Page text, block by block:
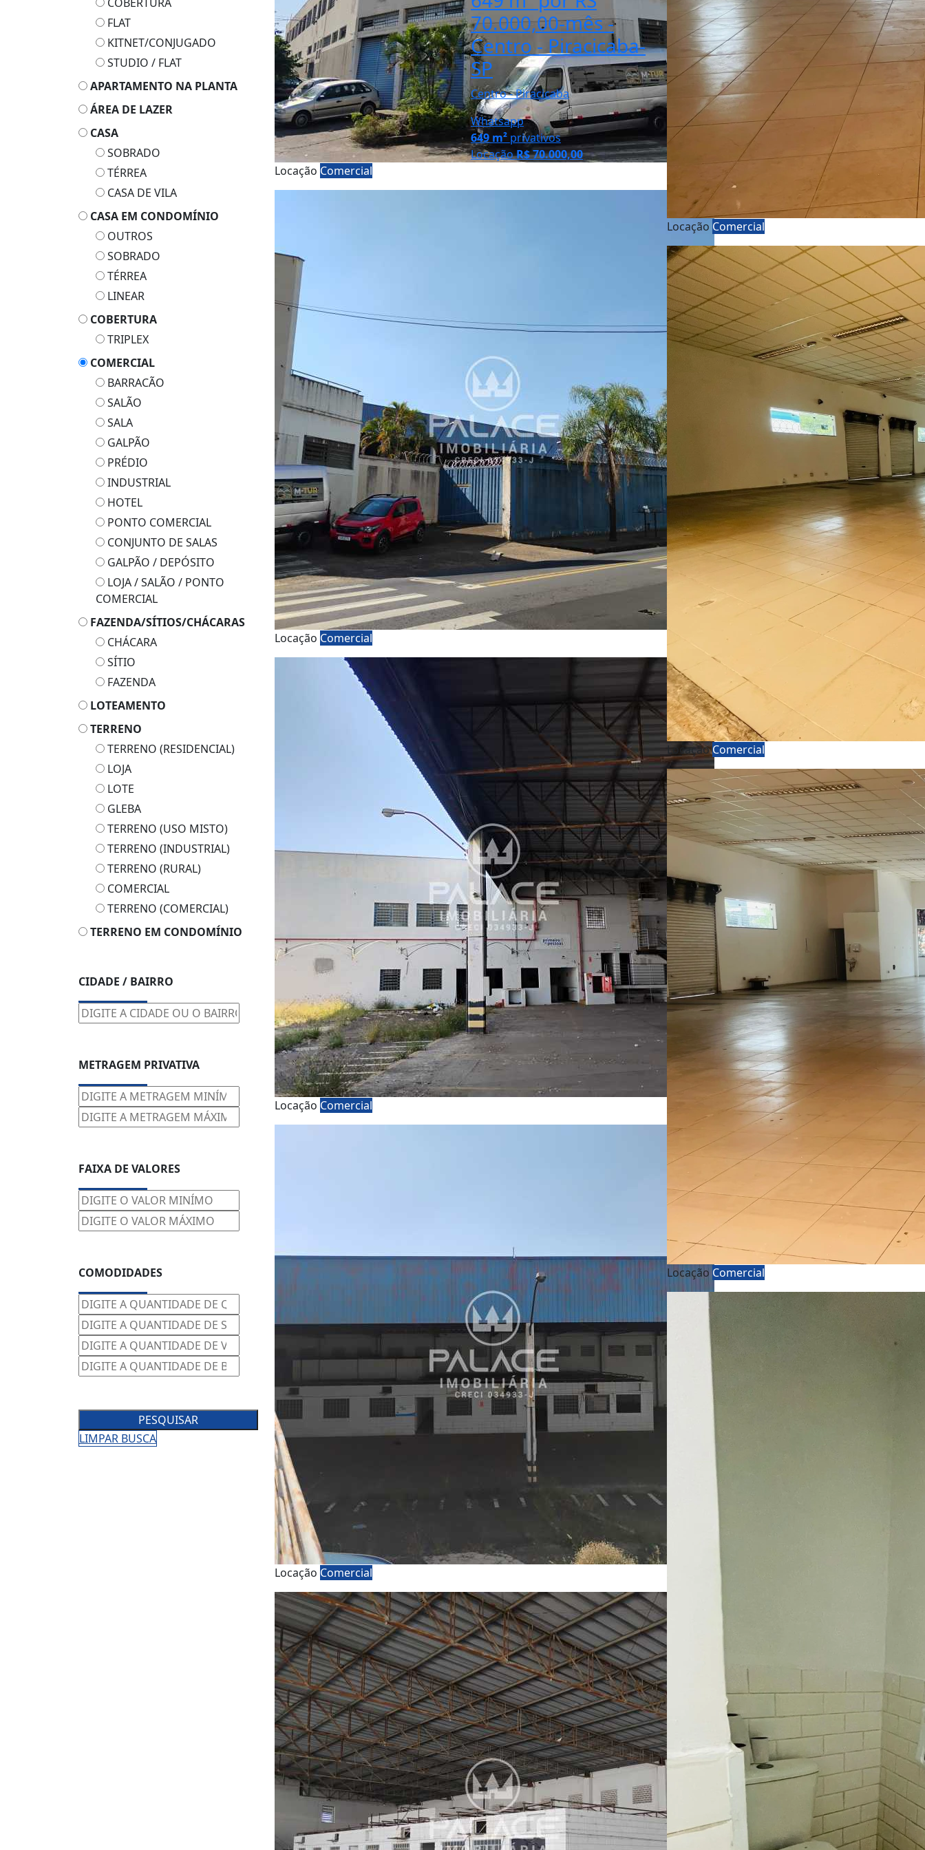
FLAT
KITNET/CONJUGADO
STUDIO / FLAT
APARTAMENTO NA PLANTA
ÁREA DE LAZER
CASA
SOBRADO
TÉRREA
CASA DE VILA
CASA EM CONDOMÍNIO
OUTROS
SOBRADO
TÉRREA
LINEAR
COBERTURA
TRIPLEX
COMERCIAL
BARRACÃO
SALÃO
SALA
GALPÃO
PRÉDIO
INDUSTRIAL
HOTEL
PONTO COMERCIAL
CONJUNTO DE SALAS
GALPÃO / DEPÓSITO
LOJA / SALÃO / PONTO
COMERCIAL
FAZENDA/SÍTIOS/CHÁCARAS
CHÁCARA
SÍTIO
FAZENDA
LOTEAMENTO
TERRENO
TERRENO (RESIDENCIAL)
LOJA
LOTE
GLEBA
TERRENO (USO MISTO)
TERRENO (INDUSTRIAL)
TERRENO (RURAL)
COMERCIAL
TERRENO (COMERCIAL)
TERRENO EM CONDOMÍNIO
CIDADE / BAIRRO
METRAGEM PRIVATIVA
FAIXA DE VALORES
COMODIDADES
PESQUISAR
LIMPAR BUSCA
Locação Comercial
Locação Comercial
Locação Comercial
Locação Comercial
70.000,00-mês -
Centro - Piracicaba-
SP
Centro - Piracicaba
Whatsapp
649 m² privativos
LocaçãoR$ 70.000,00
Locação Comercial
LocaçãoComercial
Locação Comercial